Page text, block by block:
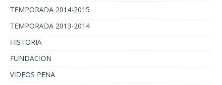
TEMPORADA 2014-2015
TEMPORADA 2013-2014
HISTORIA
FUNDACION
VIDEOS PEÑA